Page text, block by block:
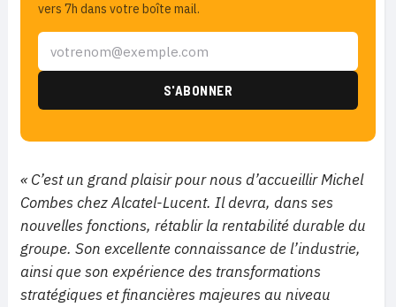
vers 7h dans votre boîte mail.
« C’est un grand plaisir pour nous d’accueillir Michel
Combes chez Alcatel-Lucent. Il devra, dans ses
nouvelles fonctions, rétablir la rentabilité durable du
groupe. Son excellente connaissance de l’industrie,
ainsi que son expérience des transformations
stratégiques et financières majeures au niveau